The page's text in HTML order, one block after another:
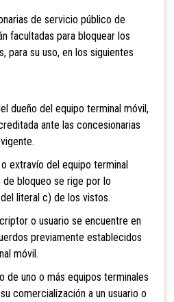
de servicio público de
facultadas para bloquear los
para su uso, en los siguientes
dueño del equipo terminal móvil,
ante las concesionarias
extravío del equipo terminal
bloqueo se rige por lo
literal c) de los vistos.
o usuario se encuentre en
previamente establecidos
móvil.
de uno o más equipos terminales
comercialización a un usuario o